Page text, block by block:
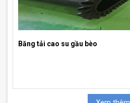
Băng tải cao su gầu bèo